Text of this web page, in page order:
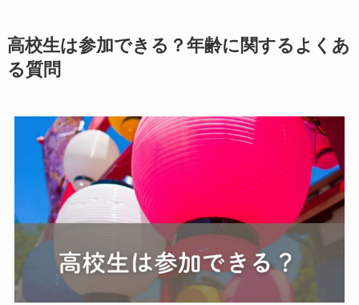
高校生は参加できる？年齢に関するよくあ
る質問